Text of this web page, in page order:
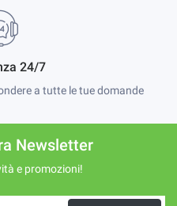
24/7
a tutte le tue domande
Newsletter
e promozioni!